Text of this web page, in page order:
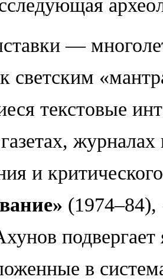
—
светским
текстовые
и
» (1974–84),
в